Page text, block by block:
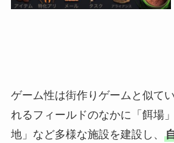
ゲーム性は街作りゲームと似て
れるフィールドのなかに「餌場
地」など多様な施設を建設し、